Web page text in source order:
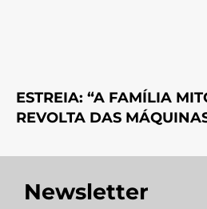
ESTREIA: “A FAMÍLIA
REVOLTA DAS
Newsletter